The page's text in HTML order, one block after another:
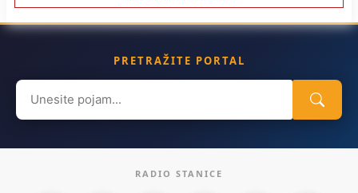
PRETRAŽITE PORTAL
Search
for:
RADIO STANICE